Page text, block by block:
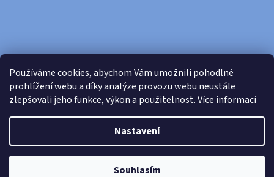
Používáme cookies, abychom Vám umožnili pohodlné
prohlížení webu a díky analýze provozu webu neustále
zlepšovali jeho funkce, výkon a použitelnost.Více informací
Nastavení
Souhlasím
FACEBOOK
Copyright 2026Cardsnation.cz. Všechna práva